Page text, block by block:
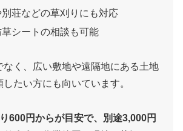
別荘などの草刈りにも対応
シートの相談も可能
なく、広い敷地や遠隔地にある土地
たい方にも向いています。
600円からが目安で、別途3,000円